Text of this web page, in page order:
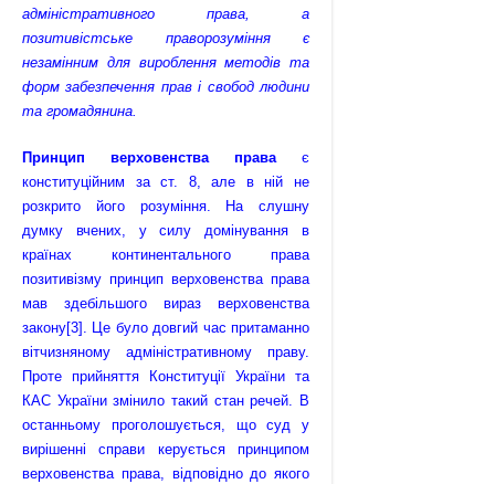
адміністративного права, а
позитивістське праворозуміння є
незамінним для вироблення методів та
форм забезпечення прав і свобод людини
та громадянина.
Принцип верховенства праває
конституційним за ст. 8, але в ній не
розкрито його розуміння. На слушну
думку вчених, у силу домінування в
країнах континентального права
позитивізму принцип верховенства права
мав здебільшого вираз верховенства
закону[3] . Це було довгий час притаманно
вітчизняному адміністративному праву.
Проте прийняття Конституції України та
КАС України змінило такий стан речей. В
останньому проголошується, що суд у
вирішенні справи керується принципом
верховенства права, відповідно до якого